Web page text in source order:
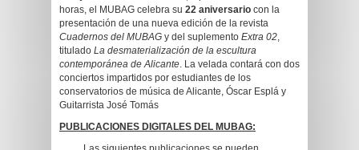
horas, el MUBAG celebra su 22 aniversario con la
presentación de una nueva edición de la revista
Cuadernos del MUBAG y del suplemento Extra 02,
titulado La desmaterialización de la escultura
contemporánea de Alicante. La velada contará con dos
conciertos impartidos por estudiantes de los
conservatorios de música de Alicante, Óscar Esplá y
Guitarrista José Tomás
PUBLICACIONES DIGITALES DEL MUBAG: